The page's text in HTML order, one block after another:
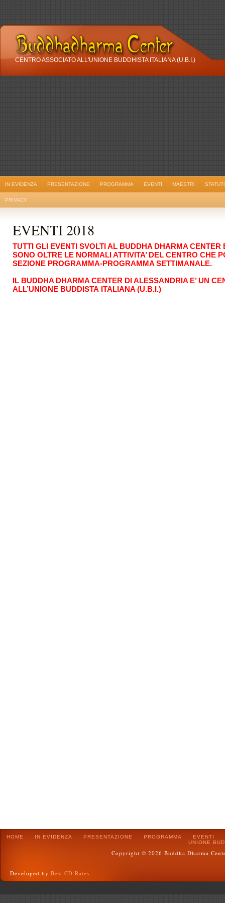
CENTRO ASSOCIATO ALL'UNIONE BUDDHISTA ITALIANA (U.B.I.)
IN EVIDENZA PRESENTAZIONE PROGRAMMA EVENTI MAESTRI
PRIVACY
EVENTI 2018
TUTTI GLI EVENTI SVOLTI AL BUDDHA DHARMA CENTER
SONO OLTRE LE NORMALI ATTIVITA’ DEL CENTRO CHE
SEZIONE PROGRAMMA-PROGRAMMA SETTIMANALE.
IL BUDDHA DHARMA CENTER DI ALESSANDRIA E’ UN
ALL’UNIONE BUDDISTA ITALIANA (U.B.I.)
HOME IN EVIDENZA PRESENTAZIONE PROGRAMMA
EVENTI
UNIONE
Copyright © 2026 Buddha Dharma
Developed by Best CD Rates